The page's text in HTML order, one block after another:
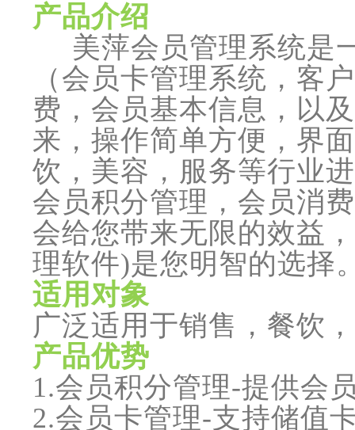
产品介绍
美萍会员管理系统是
（会员卡管理系统，客
费，会员基本信息，以
来，操作简单方便，界
饮，美容，服务等行业
会员积分管理，会员消
会给您带来无限的效益
理软件)是您明智的选择
适用对象
广泛适用于销售，餐饮
产品优势
1.会员积分管理-提供会
2.会员卡管理-支持储值